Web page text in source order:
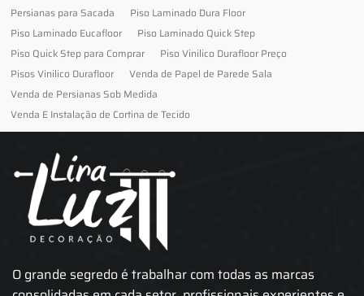
Persianas para Sacada
Piso Laminado Dura Floor
Piso Laminado Eucafloor
Piso Laminado Quick Step
Piso Quick Step para Comprar
Piso Vinilico Durafloor Preço
Pisos Vinilico Durafloor
Venda de Papel de Parede Sala
Venda de Persianas Sob Medida
Venda E Instalação de Cortina de Tecido
O grande segredo é trabalhar com todas as marcas